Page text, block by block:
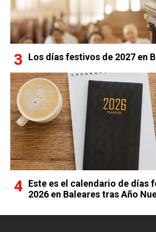
Los días festivos de 2027 en
Este es el calendario de días
2026 en Baleares tras Año